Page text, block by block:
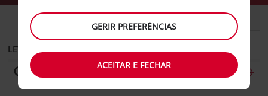
CARRO COMERCIAIS
LEVANTAR EM
GERIR PREFERÊNCIAS
ACEITAR E FECHAR